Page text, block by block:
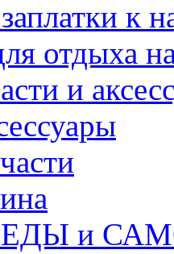
к
отдыха
и
и